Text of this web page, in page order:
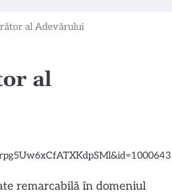
al Adevărului
al
remarcabilă în domeniul